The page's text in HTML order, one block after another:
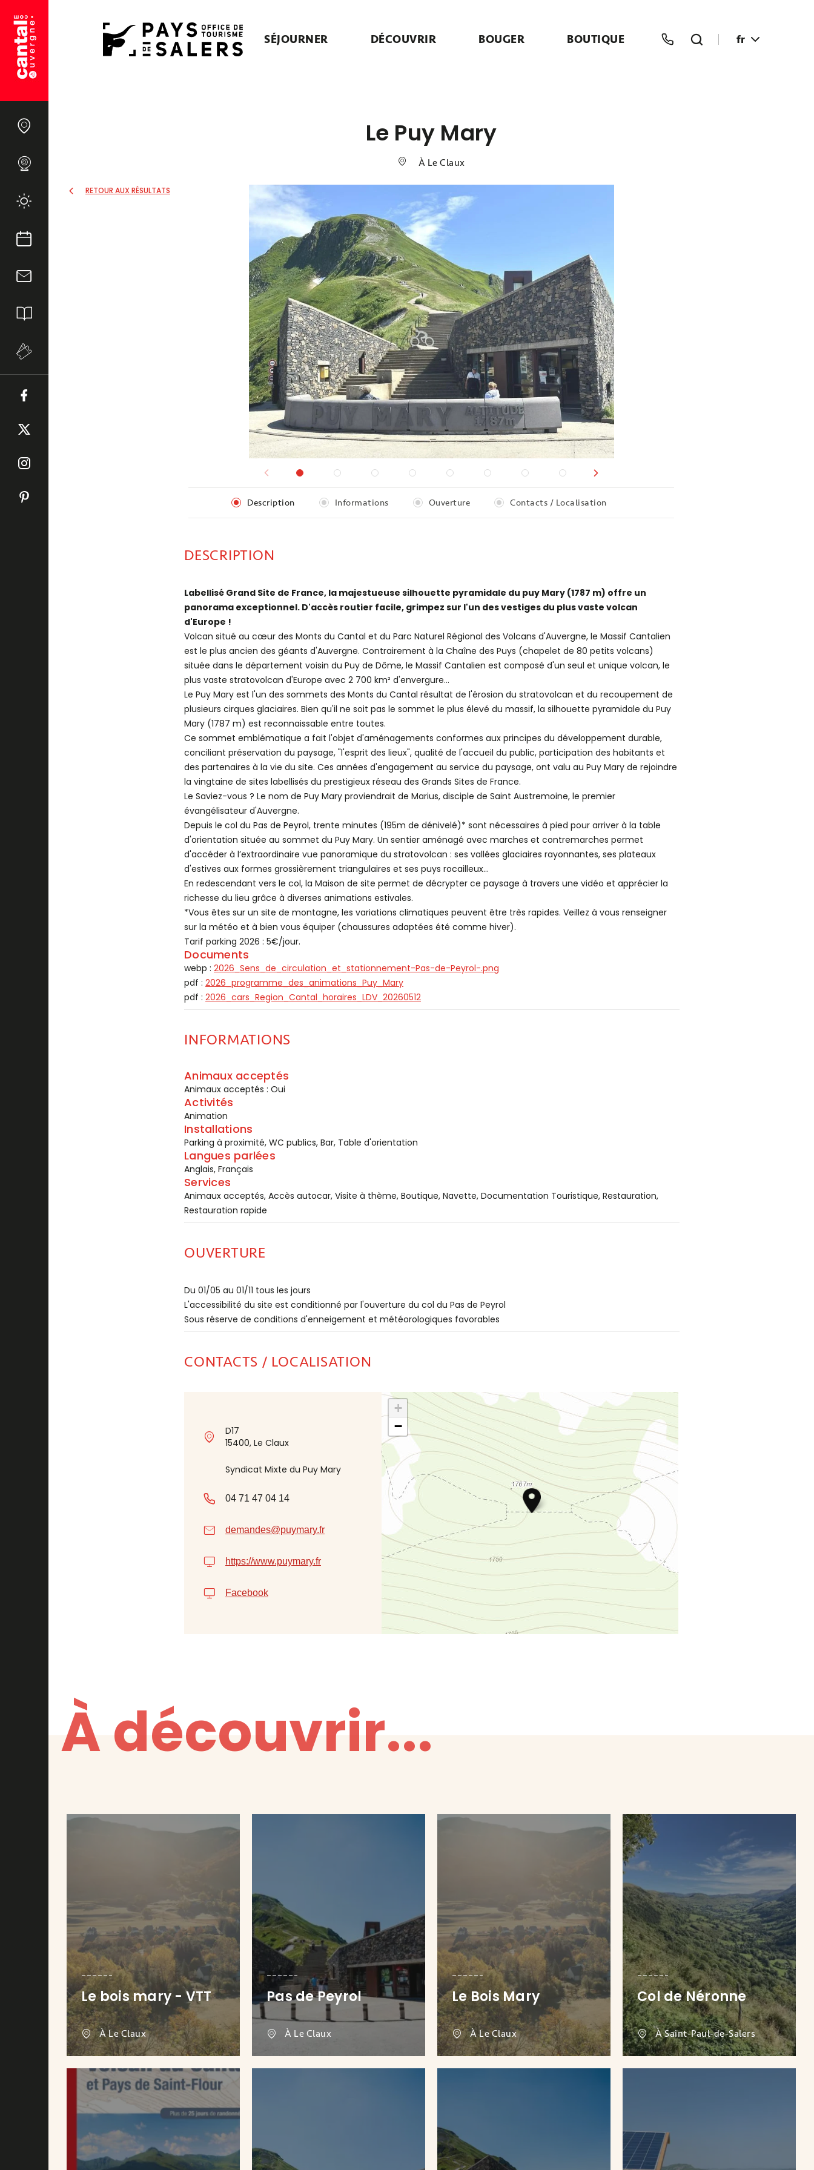
SÉJOURNER DÉCOUVRIR BOUGER BOUTIQUE fr
Le Puy Mary
À Le Claux
RETOUR AUX RÉSULTATS
Description Informations Ouverture Contacts / Localisation
DESCRIPTION
Labellisé Grand Site de France, la majestueuse silhouette pyramidale du puy Mary (1787 m) offre un
panorama exceptionnel. D'accès routier facile, grimpez sur l'un des vestiges du plus vaste volcan
d'Europe !
Volcan situé au cœur des Monts du Cantal et du Parc Naturel Régional des Volcans d'Auvergne, le Massif Cantalien
est le plus ancien des géants d'Auvergne. Contrairement à la Chaîne des Puys (chapelet de 80 petits volcans)
située dans le département voisin du Puy de Dôme, le Massif Cantalien est composé d'un seul et unique volcan, le
plus vaste stratovolcan d'Europe avec 2 700 km² d'envergure...
Le Puy Mary est l'un des sommets des Monts du Cantal résultat de l'érosion du stratovolcan et du recoupement de
plusieurs cirques glaciaires. Bien qu'il ne soit pas le sommet le plus élevé du massif, la silhouette pyramidale du Puy
Mary (1787 m) est reconnaissable entre toutes.
Ce sommet emblématique a fait l'objet d'aménagements conformes aux principes du développement durable,
conciliant préservation du paysage, "l'esprit des lieux", qualité de l'accueil du public, participation des habitants et
des partenaires à la vie du site. Ces années d'engagement au service du paysage, ont valu au Puy Mary de rejoindre
la vingtaine de sites labellisés du prestigieux réseau des Grands Sites de France.
Le Saviez-vous ? Le nom de Puy Mary proviendrait de Marius, disciple de Saint Austremoine, le premier
évangélisateur d'Auvergne.
Depuis le col du Pas de Peyrol, trente minutes (195m de dénivelé)* sont nécessaires à pied pour arriver à la table
d'orientation située au sommet du Puy Mary. Un sentier aménagé avec marches et contremarches permet
d'accéder à l’extraordinaire vue panoramique du stratovolcan : ses vallées glaciaires rayonnantes, ses plateaux
d'estives aux formes grossièrement triangulaires et ses puys rocailleux...
En redescendant vers le col, la Maison de site permet de décrypter ce paysage à travers une vidéo et apprécier la
richesse du lieu grâce à diverses animations estivales.
*Vous êtes sur un site de montagne, les variations climatiques peuvent être très rapides. Veillez à vous renseigner
sur la météo et à bien vous équiper (chaussures adaptées été comme hiver).
Tarif parking 2026 : 5€/jour.
Documents
webp : 2026_Sens_de_circulation_et_stationnement-Pas-de-Peyrol-.png
pdf : 2026_programme_des_animations_Puy_Mary
pdf : 2026_cars_Region_Cantal_horaires_LDV_20260512
INFORMATIONS
Animaux acceptés
Animaux acceptés : Oui
Activités
Animation
Installations
Parking à proximité, WC publics, Bar, Table d'orientation
Langues parlées
Anglais, Français
Services
Animaux acceptés, Accès autocar, Visite à thème, Boutique, Navette, Documentation Touristique, Restauration,
Restauration rapide
OUVERTURE
Du 01/05 au 01/11 tous les jours
L'accessibilité du site est conditionné par l'ouverture du col du Pas de Peyrol
Sous réserve de conditions d'enneigement et météorologiques favorables
CONTACTS / LOCALISATION
D17
15400, Le Claux
Syndicat Mixte du Puy Mary
04 71 47 04 14
demandes@puymary.fr
https://www.puymary.fr
Facebook
+
−
À découvrir...
Le bois mary - VTT
À Le Claux
Pas de Peyrol
À Le Claux
Le Bois Mary
À Le Claux
Col de Néronne
À Saint-Paul-de-Salers